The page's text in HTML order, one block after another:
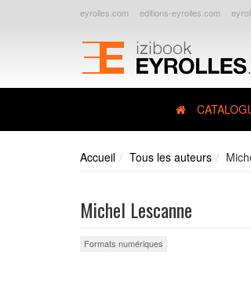
eyrolles.com editions-eyrolles.com
Accueil Tous les auteurs
Michel Lescanne
Formats numériques